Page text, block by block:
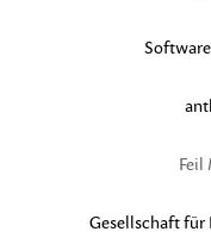
Feil
Gesellschaft für